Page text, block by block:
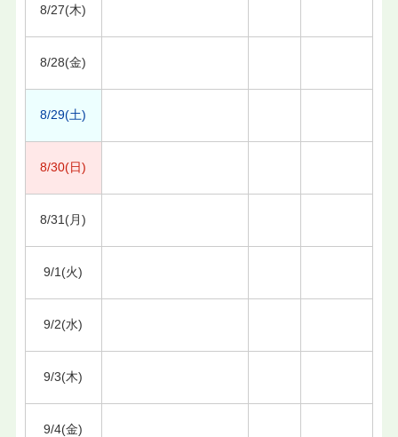
8/27(木)
8/28(金)
8/29(土)
8/30(日)
8/31(月)
9/1(火)
9/2(水)
9/3(木)
9/4(金)